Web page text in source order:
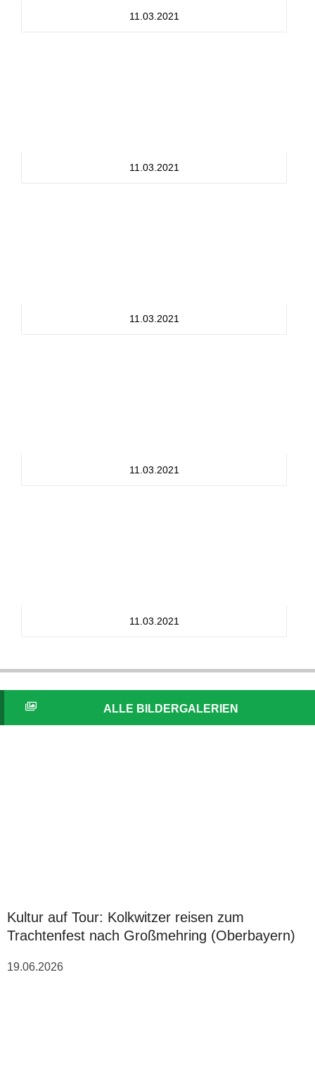
11.03.2021
11.03.2021
11.03.2021
11.03.2021
11.03.2021
ALLE BILDERGALERIEN
Kultur auf Tour: Kolkwitzer reisen zum
Trachtenfest nach Großmehring (Oberbayern)
19.06.2026